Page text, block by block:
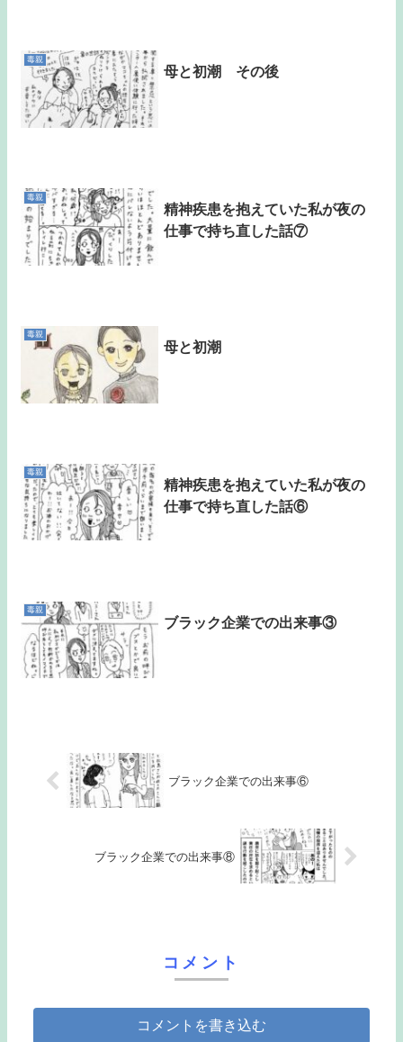
毒親
母と初潮 その後
毒親
精神疾患を抱えていた私が夜の
仕事で持ち直した話⑦
毒親
母と初潮
毒親
精神疾患を抱えていた私が夜の
仕事で持ち直した話⑥
毒親
ブラック企業での出来事③
ブラック企業での出来事⑥
ブラック企業での出来事⑧
コメント
コメントを書き込む